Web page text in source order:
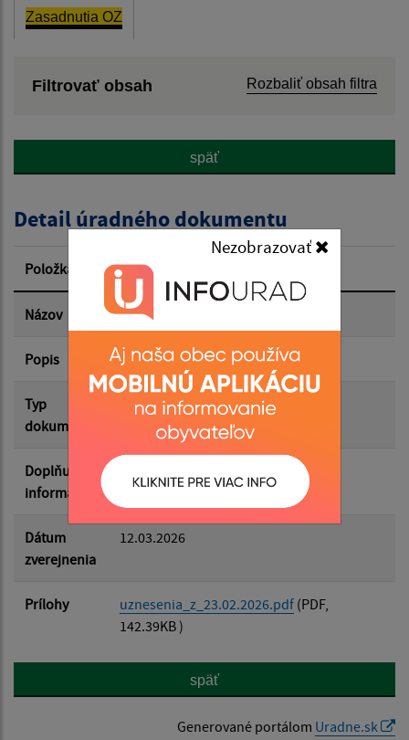
Nezobrazovať
Zasadnutia OZ
Filtrovať obsah Rozbaliť obsah filtra
Popis:
Dátum zverejnenia od:
Dátum zverejnenia do:
Filtrovať Reset
späť
Detail úradného dokumentu
Položka Informácia
Názov Uznesenie 23.02.2026
Popis
Typ
dokumentu
Zasadnutia OZ
Doplňujúce
informácie
Dátum
zverejnenia
12.03.2026
Prílohy uznesenia_z_23.02.2026.pdf (PDF,
142.39KB )
späť
Generované portálom Uradne.sk